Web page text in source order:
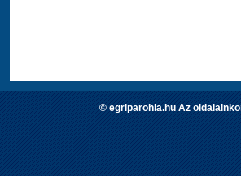
© egriparohia.hu Az